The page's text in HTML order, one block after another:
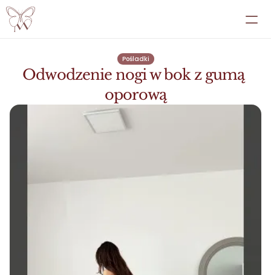
PRZEMIANY
PRZEPISY
Pośladki
Odwodzenie nogi w bok z gumą
oporową